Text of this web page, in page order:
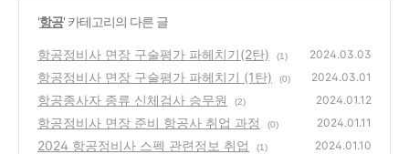
'항공' 카테고리의 다른 글
항공정비사 면장 구술평가 파헤치기(2탄) (1) 2024.03.03
항공정비사 면장 구술평가 파헤치기 (1탄) (0) 2024.03.01
항공종사자 종류 신체검사 승무원 (2) 2024.01.12
항공정비사 면장 준비 항공사 취업 과정 (0) 2024.01.11
2024 항공정비사 스펙 관련정보 취업 (1) 2024.01.10